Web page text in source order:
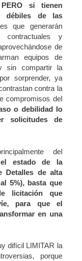
PERO si tienen
débiles de las
que generarán
contractuales y
de
equipos de
sin compartir la
sorprender, ya
contra la
compromisos del
o debilidad lo
solicitudes de
del
estado de la
Detalles de alta
5%), basta que
licitación que
para que el
en una
difícil LIMITAR la
porque